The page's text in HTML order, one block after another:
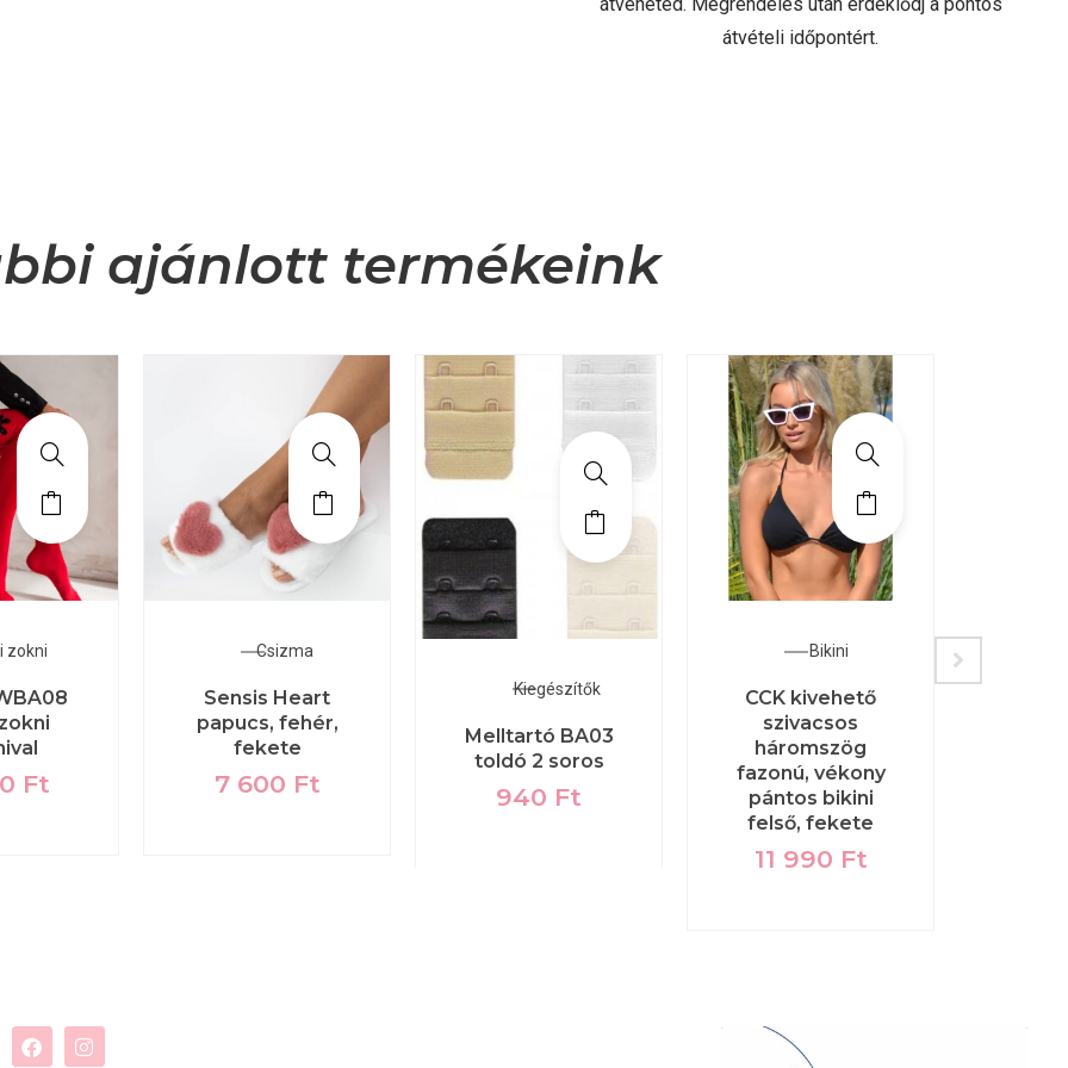
átvételi időpontért.
ajánlott termékeink
zokni
Ft
Csizma
Sensis Heart
papucs, fehér,
fekete
7 600 Ft
Kiegészítők
Melltartó BA03
toldó 2 soros
940 Ft
Bikini
CCK kivehető
szivacsos
háromszög
fazonú, vékony
pántos bikini
felső, fekete
11 990 Ft